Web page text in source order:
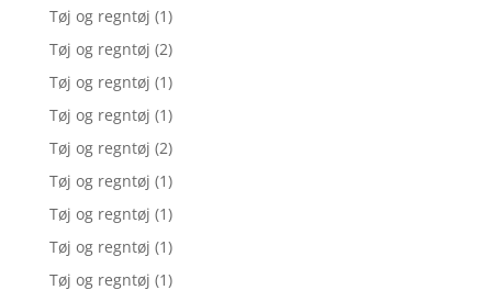
Tøj og regntøj (1)
Tøj og regntøj (2)
Tøj og regntøj (1)
Tøj og regntøj (1)
Tøj og regntøj (2)
Tøj og regntøj (1)
Tøj og regntøj (1)
Tøj og regntøj (1)
Tøj og regntøj (1)